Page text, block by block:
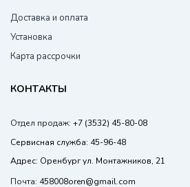
КОНТАКТЫ
Отдел продаж: +7 (3532) 45-80-08
Сервисная служба: 45-96-48
Адрес: Оренбург ул. Монтажников, 21
Почта: 458008oren@gmail.com
Доставка и оплата
Установка
Карта рассрочки